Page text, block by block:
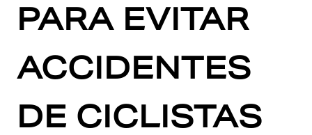
PARA EVITAR
ACCIDENTES
DE CICLISTAS